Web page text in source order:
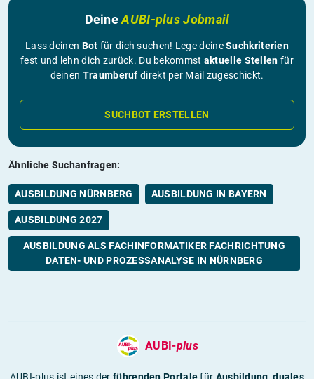
DeineAUBI-plus Jobmail
Lass deinen Bot für dich suchen! Lege deineSuchkriterien
fest und lehn dich zurück. Du bekommst aktuelle Stellen für
deinen Traumberuf direkt per Mail zugeschickt.
SUCHBOT ERSTELLEN
Ähnliche Suchanfragen:
AUSBILDUNG NÜRNBERG AUSBILDUNG IN BAYERN
AUSBILDUNG 2027
AUSBILDUNG ALS FACHINFORMATIKER FACHRICHTUNG
DATEN- UND PROZESSANALYSE IN NÜRNBERG
AUBI-plus
AUBI-plus ist eines derführenden Portalefür Ausbildung,duales